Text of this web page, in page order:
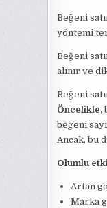
Beğeni
yöntemi
Beğeni
alınır ve
Beğeni
Öncelikle,
beğeni
Ancak, bu
Olumlu
Artan
Marka